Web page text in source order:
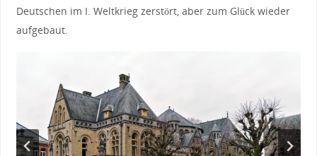
Deutschen im I. Weltkrieg zerstört, aber zum Glück wieder
aufgebaut.